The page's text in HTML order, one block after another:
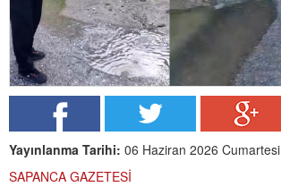
Yayınlanma Tarihi: 06 Haziran 2026 Cumartesi
SAPANCA GAZETESİ